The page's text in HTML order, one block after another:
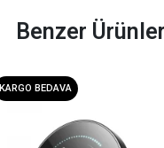
Benzer Ürünler
KARGO BEDAVA